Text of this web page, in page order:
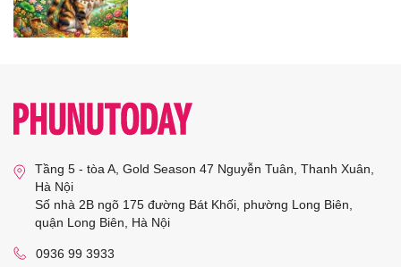
Tầng 5 - tòa A, Gold Season 47 Nguyễn Tuân, Thanh Xuân,
Hà Nội
Số nhà 2B ngõ 175 đường Bát Khối, phường Long Biên,
quận Long Biên, Hà Nội
0936 99 3933